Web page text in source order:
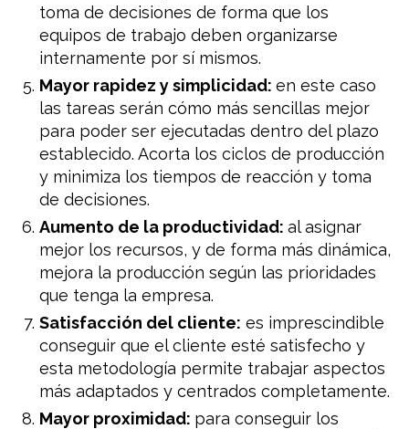
toma de decisiones de forma que los
equipos de trabajo deben organizarse
internamente por sí mismos.
Mayor rapidez y simplicidad: en este caso
las tareas serán cómo más sencillas mejor
para poder ser ejecutadas dentro del plazo
establecido. Acorta los ciclos de producción
y minimiza los tiempos de reacción y toma
de decisiones.
Aumento de la productividad: al asignar
mejor los recursos, y de forma más dinámica,
mejora la producción según las prioridades
que tenga la empresa.
Satisfacción del cliente: es imprescindible
conseguir que el cliente esté satisfecho y
esta metodología permite trabajar aspectos
más adaptados y centrados completamente.
Mayor proximidad: para conseguir los